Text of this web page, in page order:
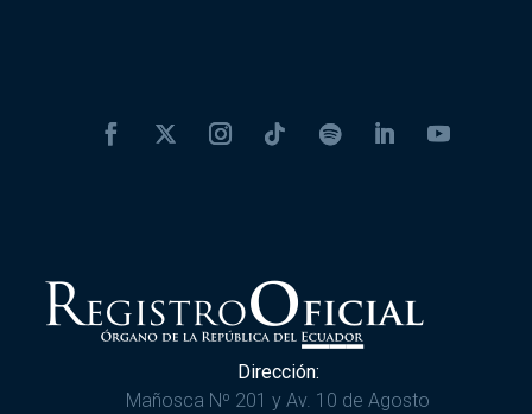
Dirección:
Mañosca Nº 201 y Av. 10 de Agosto